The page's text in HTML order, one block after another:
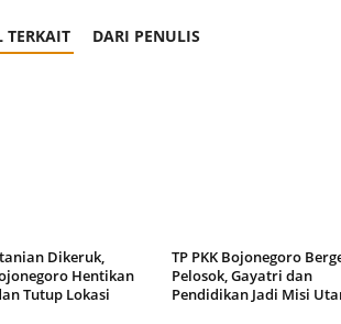
TERKAIT DARI PENULIS
Dikeruk,
Hentikan
Tutup Lokasi
TP PKK Bojonegoro
Pelosok, Gayatri dan
Pendidikan Jadi Misi